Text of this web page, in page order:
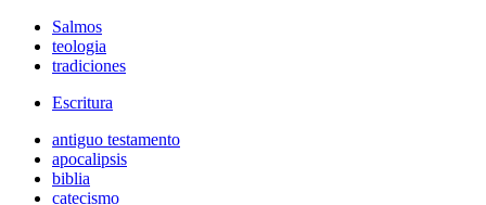
Salmos
teologia
tradiciones
Escritura
antiguo testamento
apocalipsis
biblia
catecismo